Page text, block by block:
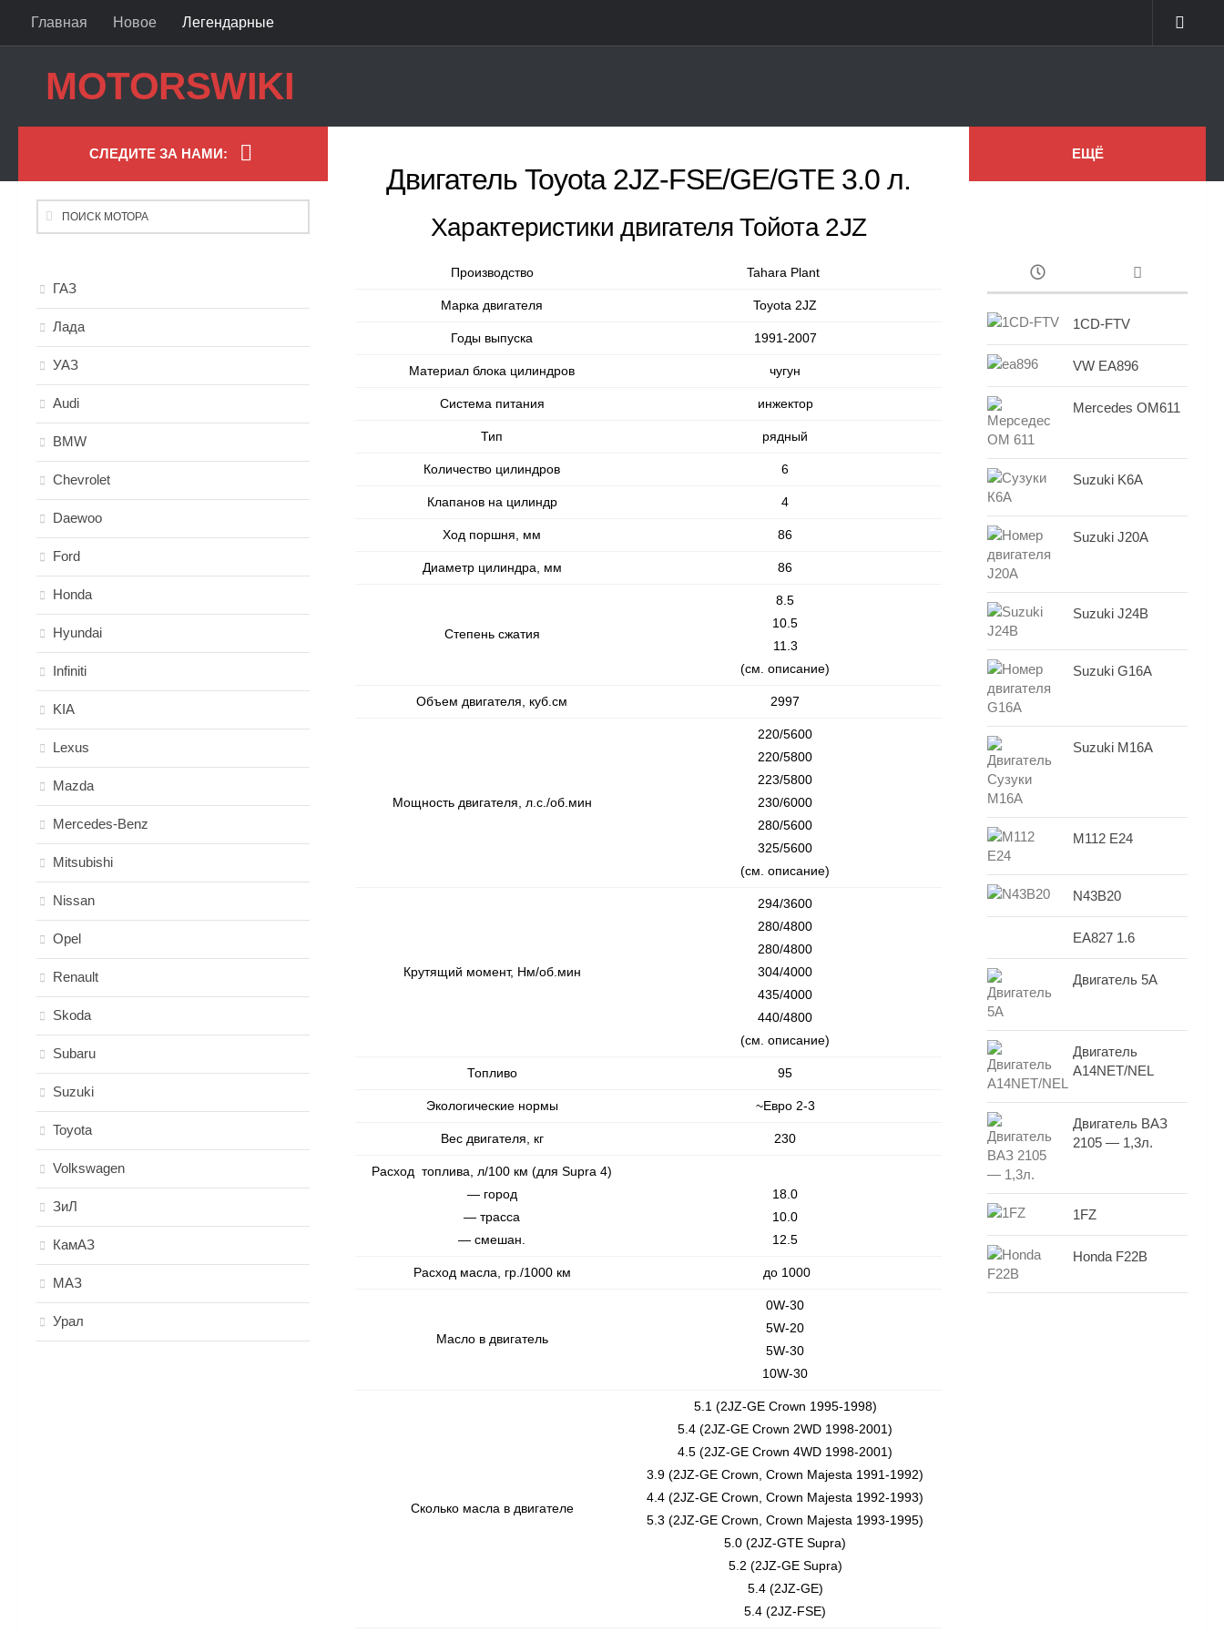
Skip to content
Главная Новое Легендарные
MOTORSWIKI
Двигатель Toyota 2JZ-FSE/GE/GTE 3.0 л.
Характеристики двигателя Тойота 2JZ
Производство Tahara Plant
Марка двигателя Toyota 2JZ
Годы выпуска 1991-2007
Материал блока цилиндров чугун
Система питания инжектор
Тип рядный
Количество цилиндров 6
Клапанов на цилиндр 4
Ход поршня, мм 86
Диаметр цилиндра, мм 86
Степень сжатия
8.5
10.5
11.3
(см. описание)
Объем двигателя, куб.см 2997
Мощность двигателя, л.с./об.мин
220/5600
220/5800
223/5800
230/6000
280/5600
325/5600
(см. описание)
Крутящий момент, Нм/об.мин
294/3600
280/4800
280/4800
304/4000
435/4000
440/4800
(см. описание)
Топливо 95
Экологические нормы ~Евро 2-3
Вес двигателя, кг 230
Расход топлива, л/100 км (для Supra 4)
— город
— трасса
— смешан.
18.0
10.0
12.5
Расход масла, гр./1000 км до 1000
Масло в двигатель
0W-30
5W-20
5W-30
10W-30
Сколько масла в двигателе
5.1 (2JZ-GE Crown 1995-1998)
5.4 (2JZ-GE Crown 2WD 1998-2001)
4.5 (2JZ-GE Crown 4WD 1998-2001)
3.9 (2JZ-GE Crown, Crown Majesta 1991-1992)
4.4 (2JZ-GE Crown, Crown Majesta 1992-1993)
5.3 (2JZ-GE Crown, Crown Majesta 1993-1995)
5.0 (2JZ-GTE Supra)
5.2 (2JZ-GE Supra)
5.4 (2JZ-GE)
5.4 (2JZ-FSE)
СЛЕДИТЕ ЗА НАМИ:
ГАЗ
Лада
УАЗ
Audi
BMW
Chevrolet
Daewoo
Ford
Honda
Hyundai
Infiniti
KIA
Lexus
Mazda
Mercedes-Benz
Mitsubishi
Nissan
Opel
Renault
Skoda
Subaru
Suzuki
Toyota
Volkswagen
ЗиЛ
КамАЗ
МАЗ
Урал
ЕЩЁ
1CD-FTV
VW EA896
Mercedes OM611
Suzuki K6A
Suzuki J20A
Suzuki J24B
Suzuki G16A
Suzuki M16A
M112 E24
N43B20
EA827 1.6
Двигатель 5A
Двигатель
A14NET/NEL
Двигатель ВАЗ
2105 — 1,3л.
1FZ
Honda F22B